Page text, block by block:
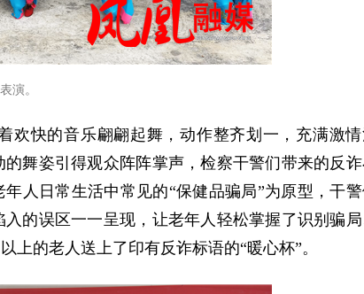
演。
欢快的音乐翩翩起舞，动作整齐划一，充满激
舞姿引得观众阵阵掌声，检察干警们带来的反
人日常生活中常见的“保健品骗局”为原型，干
的误区一一呈现，让老年人轻松掌握了识别骗
上的老人送上了印有反诈标语的“暖心杯”。